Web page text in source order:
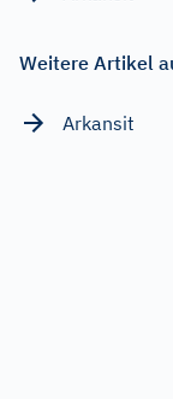
Weitere Artikel
Arkansit